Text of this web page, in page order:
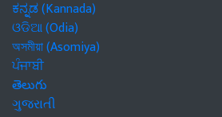
ಕನ್ನಡ (Kannada)
ଓଡିଆ (Odia)
অসমীয়া (Asomiya)
ਪੰਜਾਬੀ
తెలుగు
ગુજરાતી